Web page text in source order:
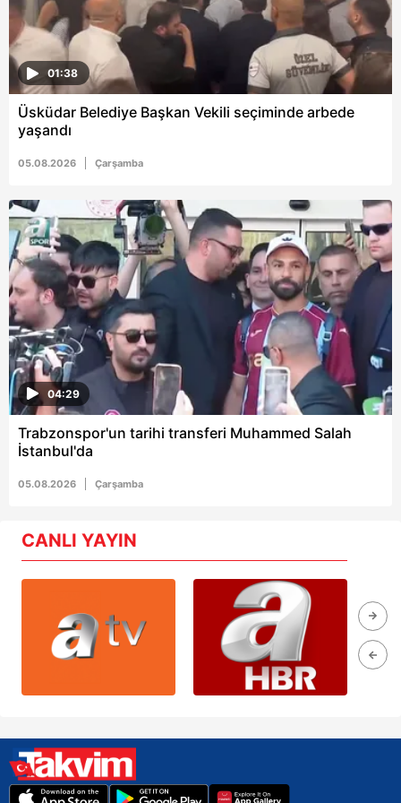
01:38
Üsküdar Belediye Başkan Vekili seçiminde arbede
yaşandı
05.08.2026 Çarşamba
04:29
Trabzonspor'un tarihi transferi Muhammed Salah
İstanbul'da
05.08.2026 Çarşamba
CANLI YAYIN